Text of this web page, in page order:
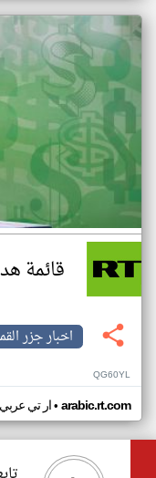
قائمة
اخبار جزر
QG60YL
ار تي عربي• arabic.rt.com